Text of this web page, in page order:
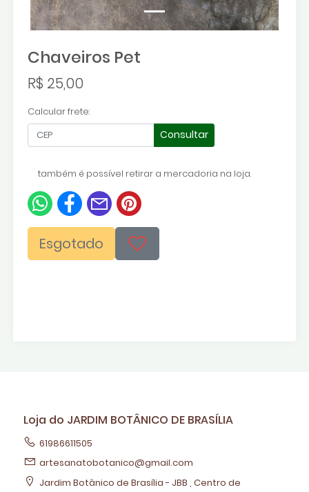
Chaveiros Pet
R$ 25,00
Calcular frete:
Consultar
também é possível retirar a mercadoria na loja.
Esgotado
Loja do JARDIM BOTÂNICO DE BRASÍLIA
61986611505
artesanatobotanico@gmail.com
Jardim Botânico de Brasília - JBB , Centro de